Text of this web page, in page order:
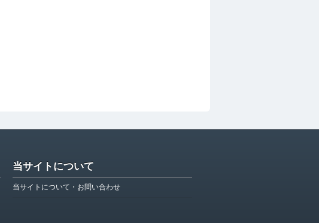
当サイトについて
当サイトについて・お問い合わせ